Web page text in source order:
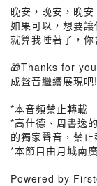
晚安，晚安，晚安
如果可以，想要
就算我睡著了，
🎁Thanks for
成聲音繼續展現吧
*本音頻禁止轉載
*高仕德、周書逸
的獨家聲音，禁止
*本節目由月城南
Powered by